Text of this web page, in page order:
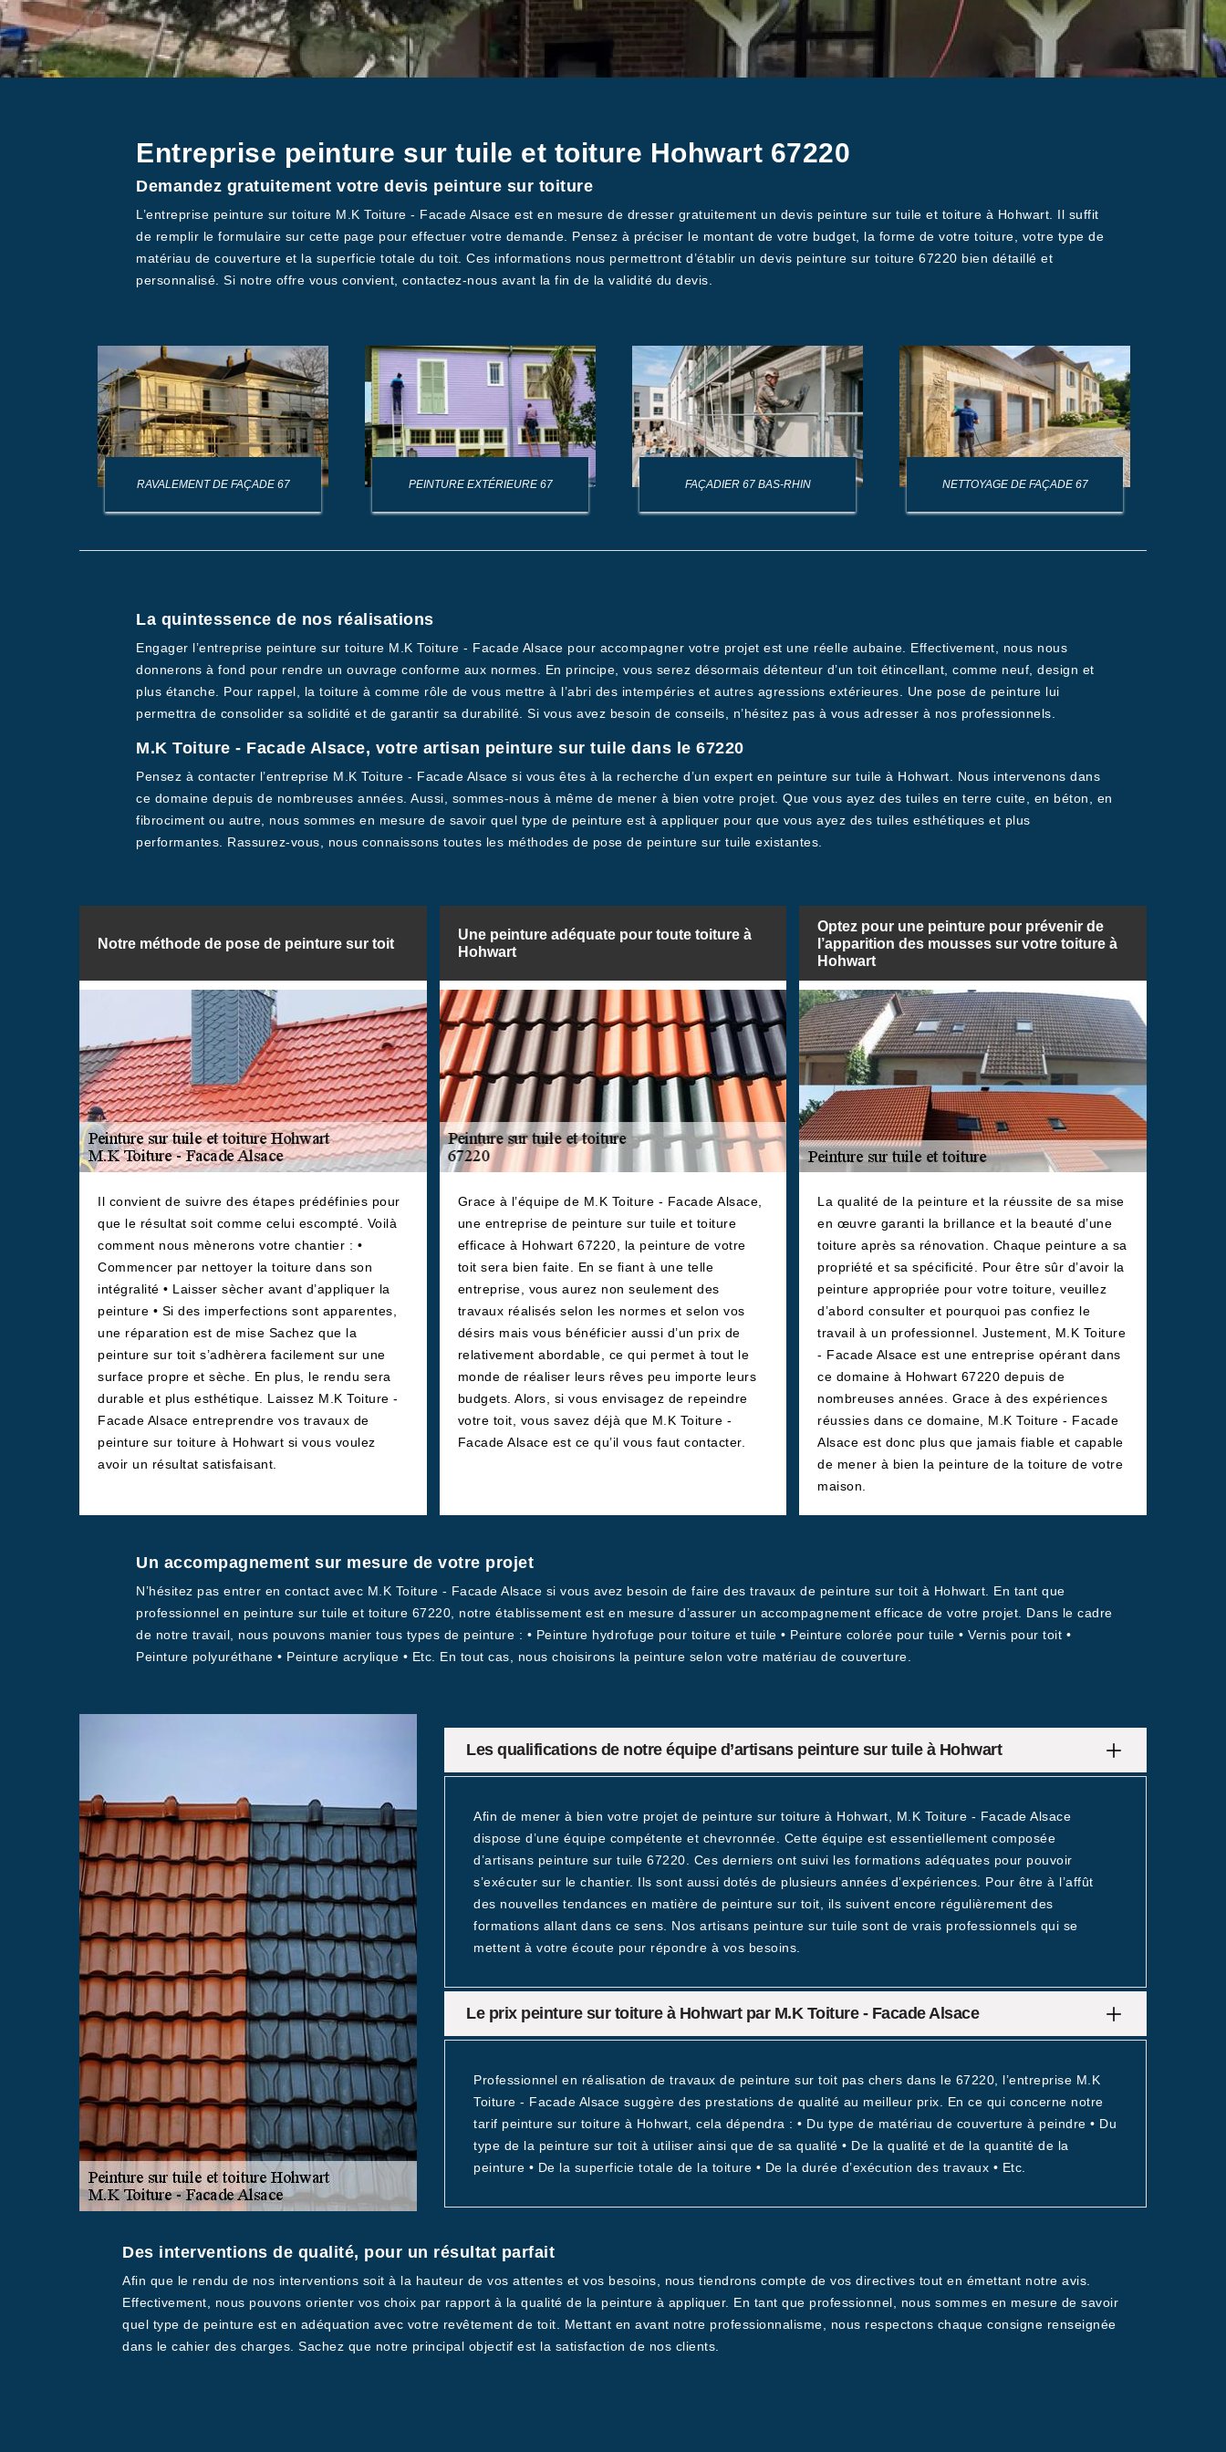
Entreprise peinture sur tuile et toiture Hohwart 67220
Demandez gratuitement votre devis peinture sur toiture
L’entreprise peinture sur toiture M.K Toiture - Facade Alsace est en mesure de dresser gratuitement un devis peinture sur tuile et toiture à Hohwart. Il suffit
de remplir le formulaire sur cette page pour effectuer votre demande. Pensez à préciser le montant de votre budget, la forme de votre toiture, votre type de
matériau de couverture et la superficie totale du toit. Ces informations nous permettront d’établir un devis peinture sur toiture 67220 bien détaillé et
personnalisé. Si notre offre vous convient, contactez-nous avant la fin de la validité du devis.
RAVALEMENT DE FAÇADE 67 PEINTURE EXTÉRIEURE 67 FAÇADIER 67 BAS-RHIN NETTOYAGE DE FAÇADE 67
La quintessence de nos réalisations
Engager l’entreprise peinture sur toiture M.K Toiture - Facade Alsace pour accompagner votre projet est une réelle aubaine. Effectivement, nous nous
donnerons à fond pour rendre un ouvrage conforme aux normes. En principe, vous serez désormais détenteur d’un toit étincellant, comme neuf, design et
plus étanche. Pour rappel, la toiture à comme rôle de vous mettre à l’abri des intempéries et autres agressions extérieures. Une pose de peinture lui
permettra de consolider sa solidité et de garantir sa durabilité. Si vous avez besoin de conseils, n’hésitez pas à vous adresser à nos professionnels.
M.K Toiture - Facade Alsace, votre artisan peinture sur tuile dans le 67220
Pensez à contacter l’entreprise M.K Toiture - Facade Alsace si vous êtes à la recherche d’un expert en peinture sur tuile à Hohwart. Nous intervenons dans
ce domaine depuis de nombreuses années. Aussi, sommes-nous à même de mener à bien votre projet. Que vous ayez des tuiles en terre cuite, en béton, en
fibrociment ou autre, nous sommes en mesure de savoir quel type de peinture est à appliquer pour que vous ayez des tuiles esthétiques et plus
performantes. Rassurez-vous, nous connaissons toutes les méthodes de pose de peinture sur tuile existantes.
Notre méthode de pose de peinture sur toit
Il convient de suivre des étapes prédéfinies pour
que le résultat soit comme celui escompté. Voilà
comment nous mènerons votre chantier : •
Commencer par nettoyer la toiture dans son
intégralité • Laisser sècher avant d’appliquer la
peinture • Si des imperfections sont apparentes,
une réparation est de mise Sachez que la
peinture sur toit s’adhèrera facilement sur une
surface propre et sèche. En plus, le rendu sera
durable et plus esthétique. Laissez M.K Toiture -
Facade Alsace entreprendre vos travaux de
peinture sur toiture à Hohwart si vous voulez
avoir un résultat satisfaisant.
Une peinture adéquate pour toute toiture à
Hohwart
Grace à l’équipe de M.K Toiture - Facade Alsace,
une entreprise de peinture sur tuile et toiture
efficace à Hohwart 67220, la peinture de votre
toit sera bien faite. En se fiant à une telle
entreprise, vous aurez non seulement des
travaux réalisés selon les normes et selon vos
désirs mais vous bénéficier aussi d’un prix de
relativement abordable, ce qui permet à tout le
monde de réaliser leurs rêves peu importe leurs
budgets. Alors, si vous envisagez de repeindre
votre toit, vous savez déjà que M.K Toiture -
Facade Alsace est ce qu’il vous faut contacter.
Optez pour une peinture pour prévenir de
l’apparition des mousses sur votre toiture à
Hohwart
La qualité de la peinture et la réussite de sa mise
en œuvre garanti la brillance et la beauté d’une
toiture après sa rénovation. Chaque peinture a sa
propriété et sa spécificité. Pour être sûr d’avoir la
peinture appropriée pour votre toiture, veuillez
d’abord consulter et pourquoi pas confiez le
travail à un professionnel. Justement, M.K Toiture
- Facade Alsace est une entreprise opérant dans
ce domaine à Hohwart 67220 depuis de
nombreuses années. Grace à des expériences
réussies dans ce domaine, M.K Toiture - Facade
Alsace est donc plus que jamais fiable et capable
de mener à bien la peinture de la toiture de votre
maison.
Un accompagnement sur mesure de votre projet
N’hésitez pas entrer en contact avec M.K Toiture - Facade Alsace si vous avez besoin de faire des travaux de peinture sur toit à Hohwart. En tant que
professionnel en peinture sur tuile et toiture 67220, notre établissement est en mesure d’assurer un accompagnement efficace de votre projet. Dans le cadre
de notre travail, nous pouvons manier tous types de peinture : • Peinture hydrofuge pour toiture et tuile • Peinture colorée pour tuile • Vernis pour toit •
Peinture polyuréthane • Peinture acrylique • Etc. En tout cas, nous choisirons la peinture selon votre matériau de couverture.
Les qualifications de notre équipe d’artisans peinture sur tuile à Hohwart
Afin de mener à bien votre projet de peinture sur toiture à Hohwart, M.K Toiture - Facade Alsace
dispose d’une équipe compétente et chevronnée. Cette équipe est essentiellement composée
d’artisans peinture sur tuile 67220. Ces derniers ont suivi les formations adéquates pour pouvoir
s’exécuter sur le chantier. Ils sont aussi dotés de plusieurs années d’expériences. Pour être à l’affût
des nouvelles tendances en matière de peinture sur toit, ils suivent encore régulièrement des
formations allant dans ce sens. Nos artisans peinture sur tuile sont de vrais professionnels qui se
mettent à votre écoute pour répondre à vos besoins.
Le prix peinture sur toiture à Hohwart par M.K Toiture - Facade Alsace
Professionnel en réalisation de travaux de peinture sur toit pas chers dans le 67220, l’entreprise M.K
Toiture - Facade Alsace suggère des prestations de qualité au meilleur prix. En ce qui concerne notre
tarif peinture sur toiture à Hohwart, cela dépendra : • Du type de matériau de couverture à peindre • Du
type de la peinture sur toit à utiliser ainsi que de sa qualité • De la qualité et de la quantité de la
peinture • De la superficie totale de la toiture • De la durée d’exécution des travaux • Etc.
Des interventions de qualité, pour un résultat parfait
Afin que le rendu de nos interventions soit à la hauteur de vos attentes et vos besoins, nous tiendrons compte de vos directives tout en émettant notre avis.
Effectivement, nous pouvons orienter vos choix par rapport à la qualité de la peinture à appliquer. En tant que professionnel, nous sommes en mesure de savoir
quel type de peinture est en adéquation avec votre revêtement de toit. Mettant en avant notre professionnalisme, nous respectons chaque consigne renseignée
dans le cahier des charges. Sachez que notre principal objectif est la satisfaction de nos clients.